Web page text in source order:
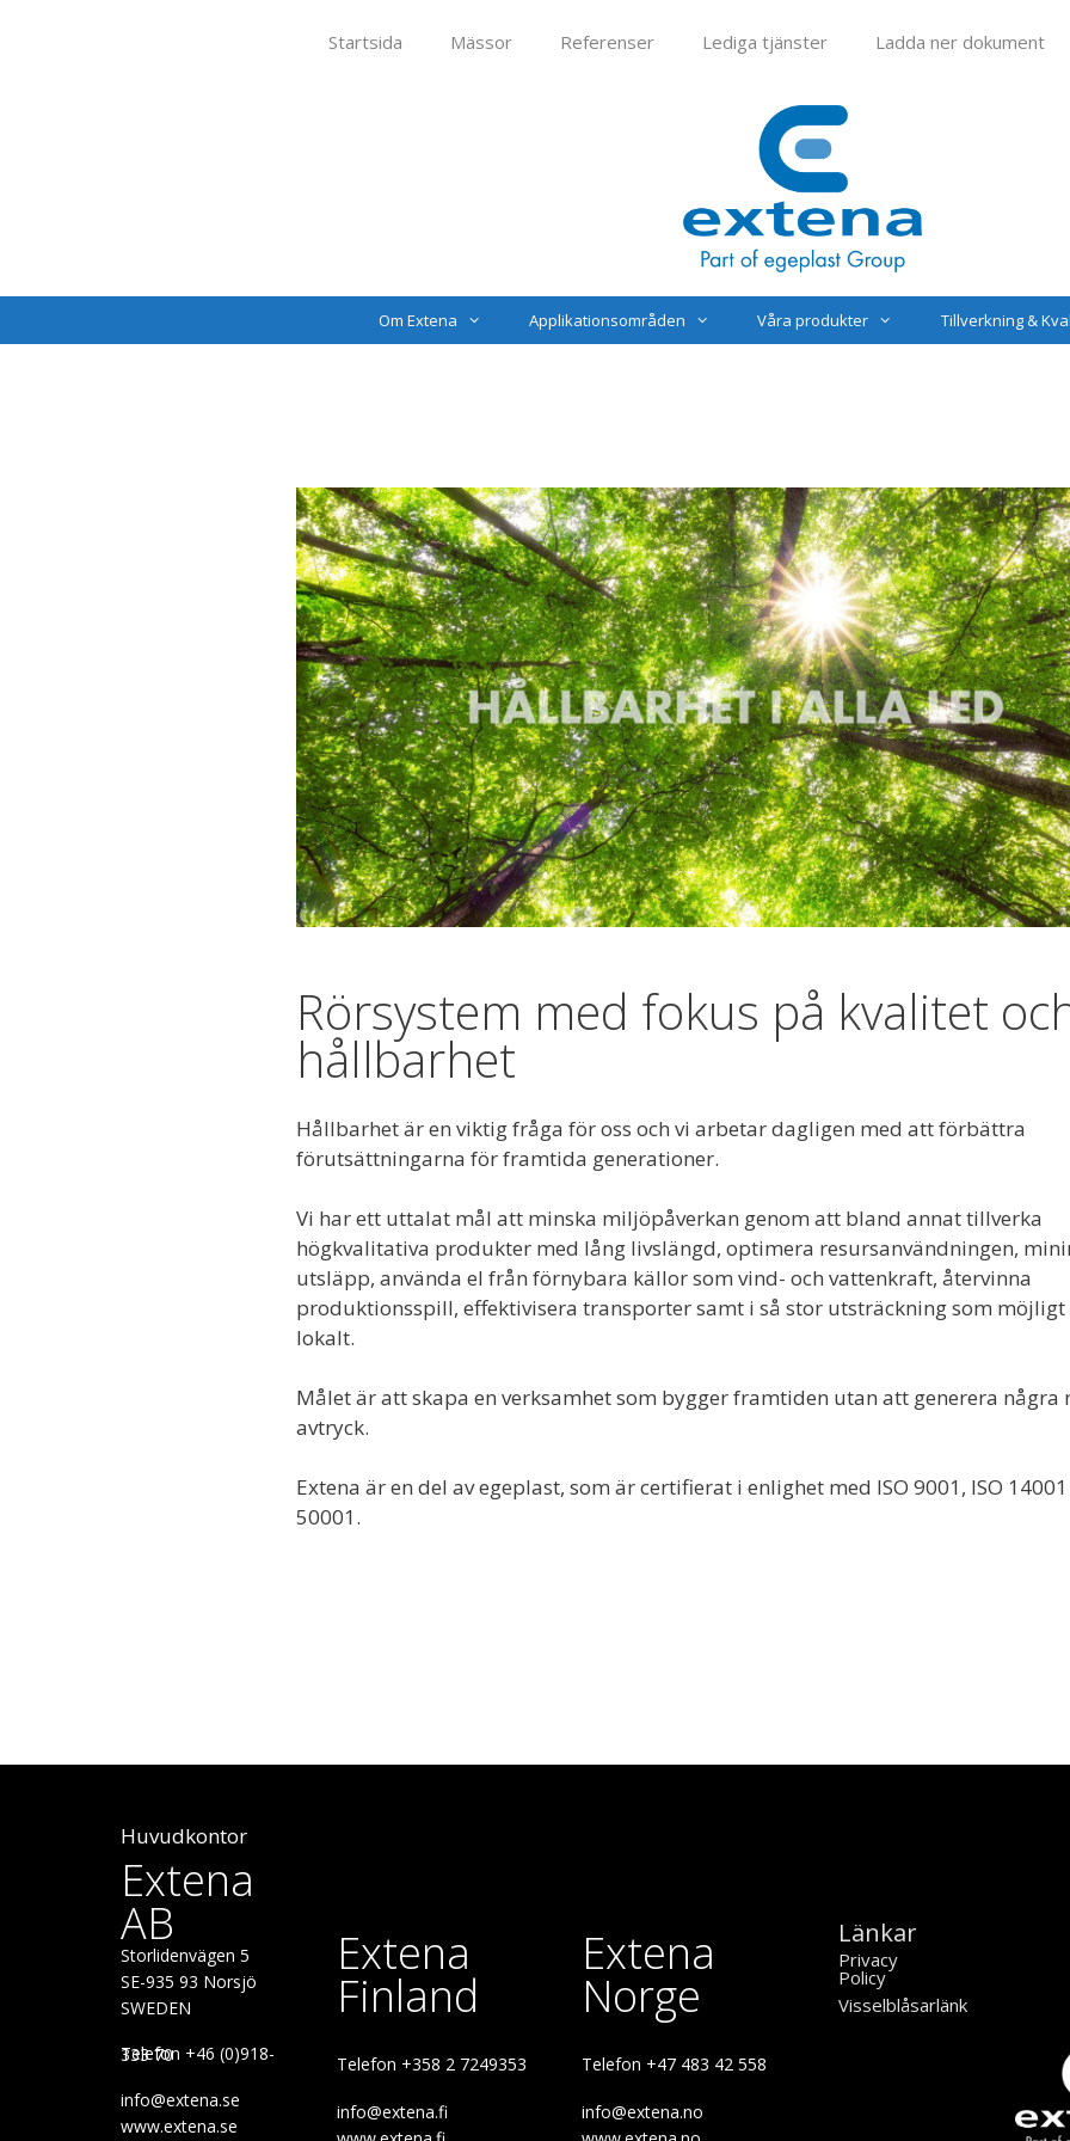
Startsida Mässor Referenser Lediga tjänster Ladda ner dokument
Om Extena Applikationsområden Våra produkter Tillverkning &
Rörsystem med fokus på kvalitet
hållbarhet
Hållbarhet är en viktig fråga för oss och vi arbetar dagligen med att förbättra
förutsättningarna för framtida generationer.
Vi har ett uttalat mål att minska miljöpåverkan genom att bland annat tillverka
högkvalitativa produkter med lång livslängd, optimera resursanvändningen,
utsläpp, använda el från förnybara källor som vind- och vattenkraft, återvinna
produktionsspill, effektivisera transporter samt i så stor utsträckning som möjligt
lokalt.
Målet är att skapa en verksamhet som bygger framtiden utan att generera några
avtryck.
Extena är en del av egeplast, som är certifierat i enlighet med ISO 9001, ISO 14001
50001.
Huvudkontor
Extena
AB
Storlidenvägen 5
SE-935 93 Norsjö
SWEDEN
Telefon +46 (0)918-333 70
info@extena.se
www.extena.se
Extena
Finland
Telefon +358 2 7249353
info@extena.fi
Extena
Norge
Telefon +47 483 42 558
info@extena.no
Länkar
Privacy
Policy
Visselblåsarlänk